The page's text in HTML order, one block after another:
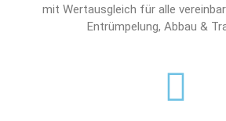
mit Wertausgleich für alle
Entrümpelung, Abbau &